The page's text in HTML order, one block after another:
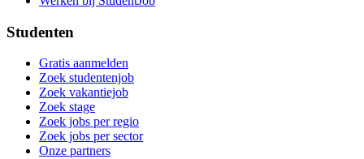
Studenten
Gratis aanmelden
Zoek studentenjob
Zoek vakantiejob
Zoek stage
Zoek jobs per regio
Zoek jobs per sector
Onze partners